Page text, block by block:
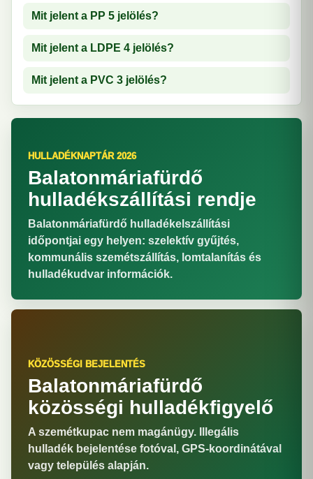
Mit jelent a PP 5 jelölés?
Mit jelent a LDPE 4 jelölés?
Mit jelent a PVC 3 jelölés?
HULLADÉKNAPTÁR 2026
Balatonmáriafürdő
hulladékszállítási rendje
Balatonmáriafürdő hulladékelszállítási
időpontjai egy helyen: szelektív gyűjtés,
kommunális szemétszállítás, lomtalanítás és
hulladékudvar információk.
KÖZÖSSÉGI BEJELENTÉS
Balatonmáriafürdő
közösségi hulladékfigyelő
A szemétkupac nem magánügy. Illegális
hulladék bejelentése fotóval, GPS-koordinátával
vagy település alapján.